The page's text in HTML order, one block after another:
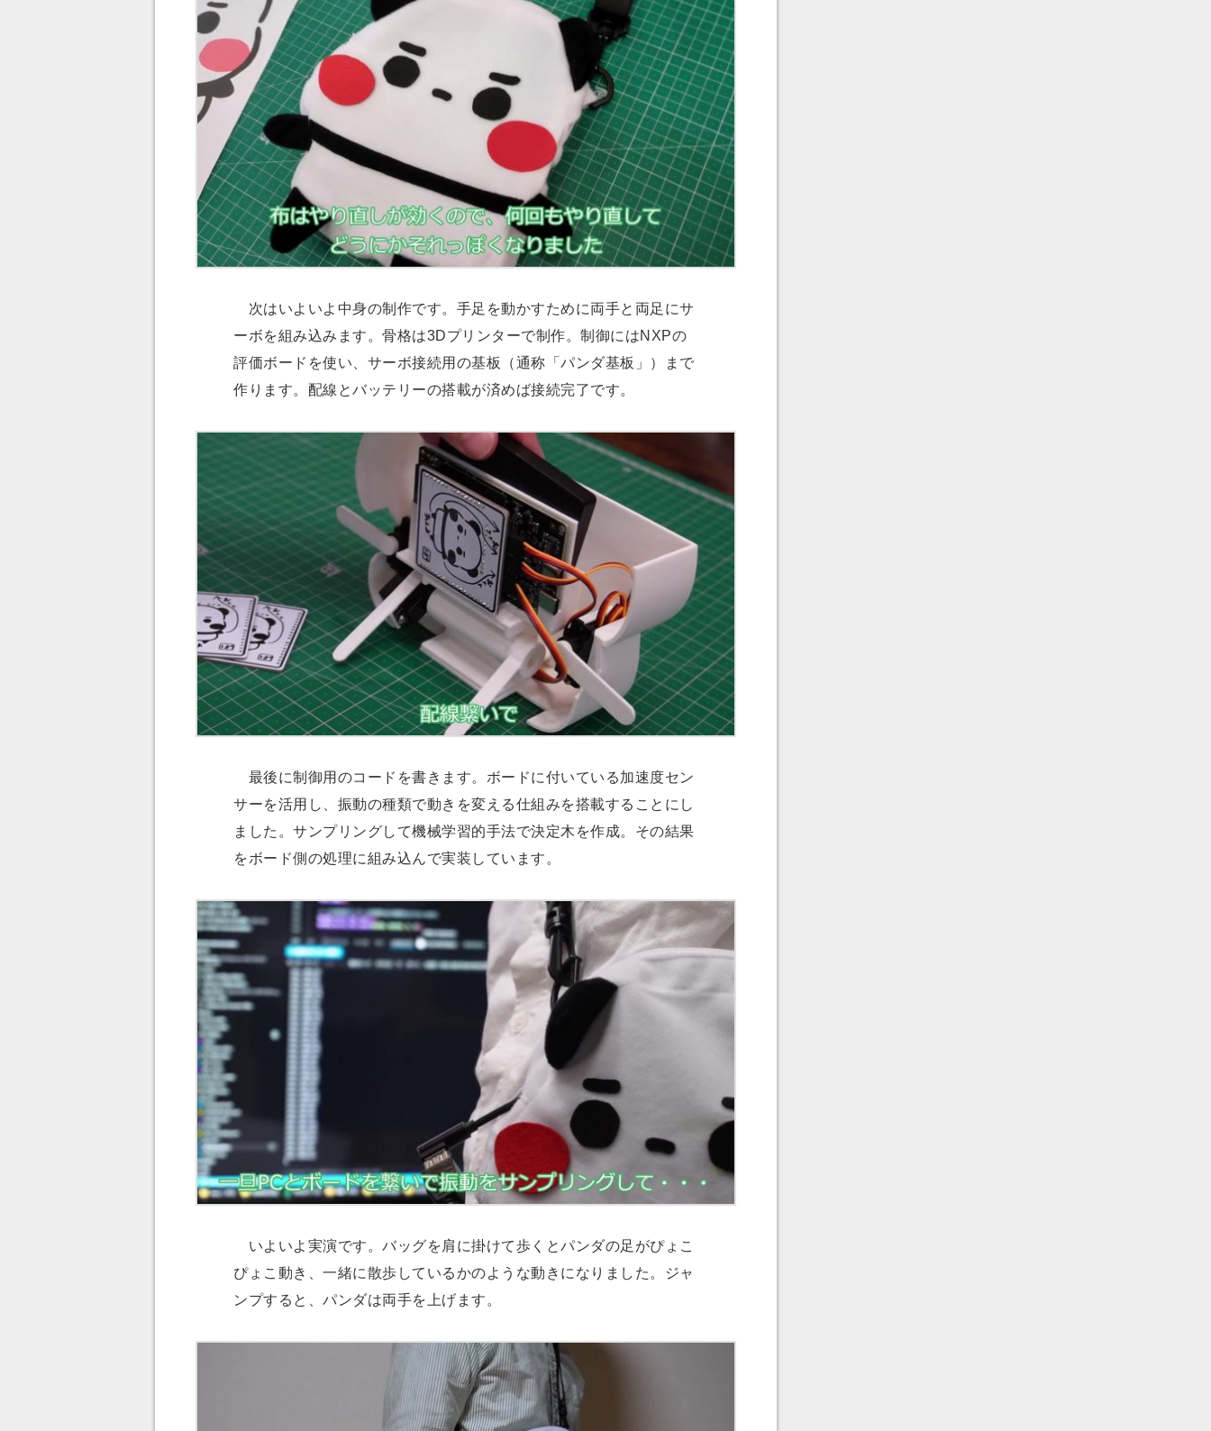
次はいよいよ中身の制作です。手足を動かすために両手と両足にサ
ーボを組み込みます。骨格は3Dプリンターで制作。制御にはNXPの
評価ボードを使い、サーボ接続用の基板（通称「パンダ基板」）まで
作ります。配線とバッテリーの搭載が済めば接続完了です。
最後に制御用のコードを書きます。ボードに付いている加速度セン
サーを活用し、振動の種類で動きを変える仕組みを搭載することにし
ました。サンプリングして機械学習的手法で決定木を作成。その結果
をボード側の処理に組み込んで実装しています。
いよいよ実演です。バッグを肩に掛けて歩くとパンダの足がぴょこ
ぴょこ動き、一緒に散歩しているかのような動きになりました。ジャ
ンプすると、パンダは両手を上げます。